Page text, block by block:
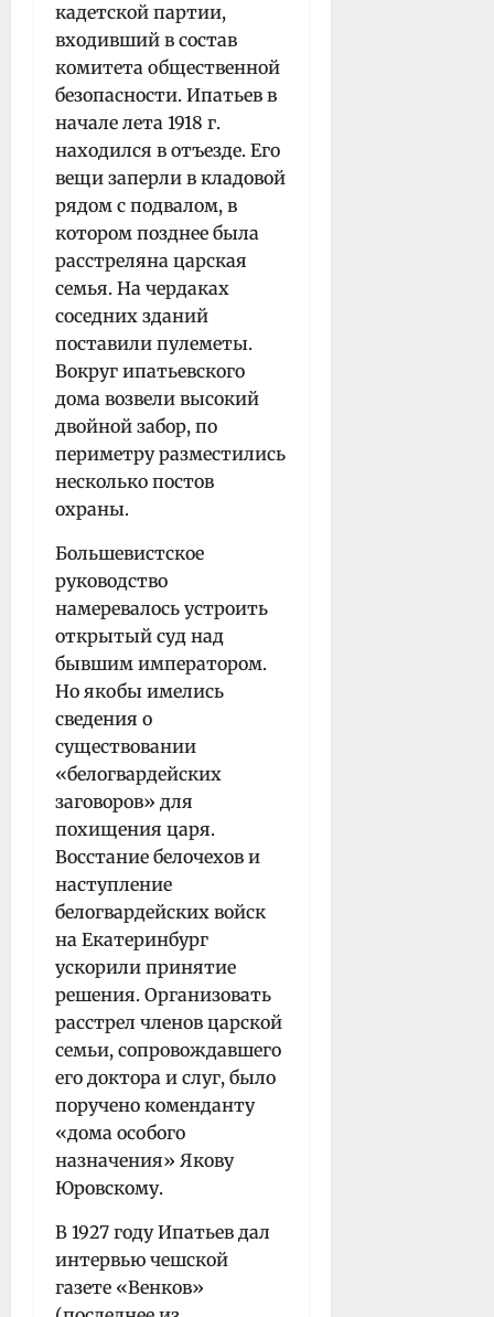
кадетской партии,
входивший в состав
комитета общественной
безопасности. Ипатьев в
начале лета 1918 г.
находился в отъезде. Его
вещи заперли в кладовой
рядом с подвалом, в
котором позднее была
расстреляна царская
семья. На чердаках
соседних зданий
поставили пулеметы.
Вокруг ипатьевского
дома возвели высокий
двойной забор, по
периметру разместились
несколько постов
охраны.
Большевистское
руководство
намеревалось устроить
открытый суд над
бывшим императором.
Но якобы имелись
сведения о
существовании
«белогвардейских
заговоров» для
похищения царя.
Восстание белочехов и
наступление
белогвардейских войск
на Екатеринбург
ускорили принятие
решения. Организовать
расстрел членов царской
семьи, сопровождавшего
его доктора и слуг, было
поручено коменданту
«дома особого
назначения» Якову
Юровскому.
В 1927 году Ипатьев дал
интервью чешской
газете «Венков»